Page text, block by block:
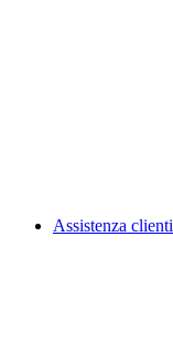
Assistenza clienti